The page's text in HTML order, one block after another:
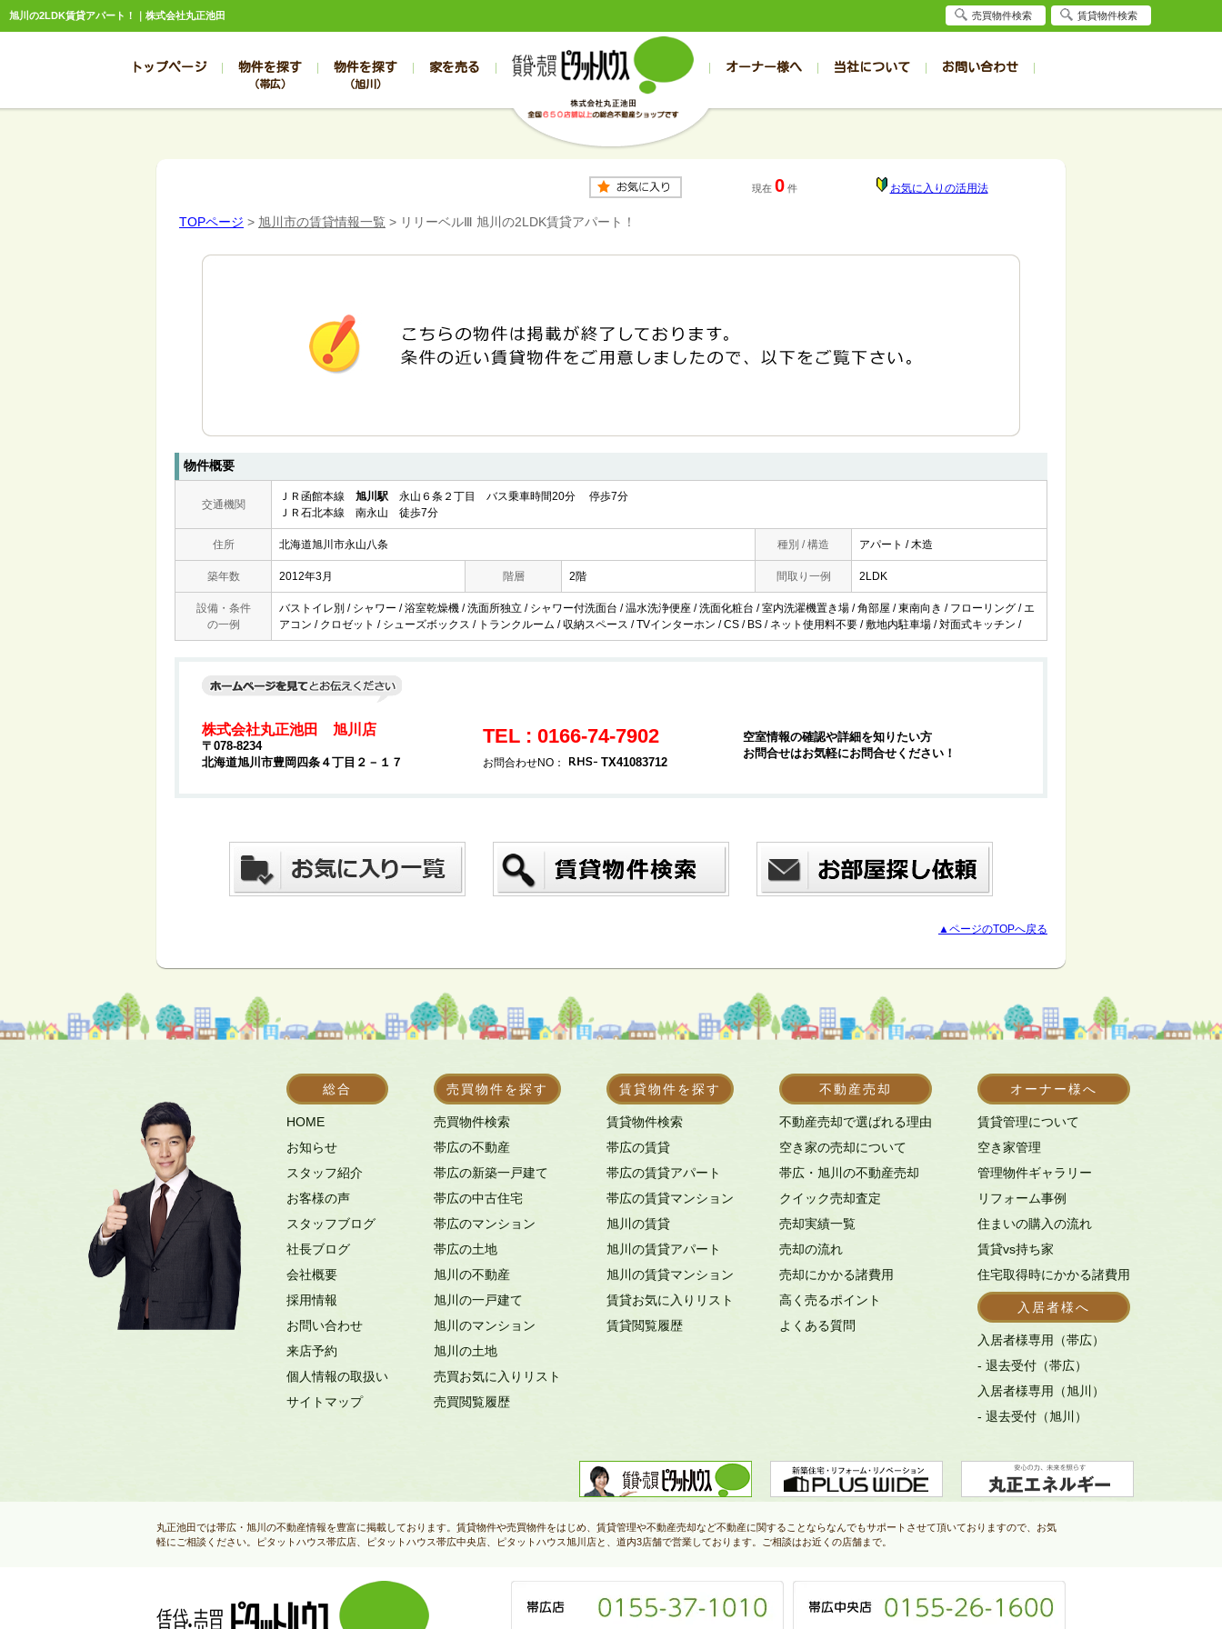
旭川の2LDK賃貸アパート！｜株式会社丸正池田
トップページ 物件を探す
（帯広）
帯広の売買物件一覧
帯広の中古一戸建て
帯広の1000万円以下
帯広の1000万～2000万円
帯広の2000万～3000万円
帯広の賃貸物件一覧
帯広の賃貸アパート
帯広の1R～1K
帯広の1DK～1LDK
物件を探す
（旭川）
旭川の売買物件一覧
旭川の中古一戸建て
旭川の1000万円以下
旭川の1000万～2000万円
旭川の2000万～3000万円
旭川の賃貸物件一覧
旭川の賃貸アパート
旭川の1R～1K
旭川の1DK～1LDK
家を売る オーナー様へ 当社について
スタッフブログ お客様の声
お問い合わせ
売却のお問合せ 入居者様専用（帯広店）
現在 0 件 お気に入りの活用法
TOPページ > 旭川市の賃貸情報一覧 > リリーベルⅢ 旭川の2LDK賃貸アパート！
物件概要
交通機関
ＪＲ函館本線 旭川駅 永山６条２丁目 バス乗車時間20分 停歩7分
ＪＲ石北本線 南永山 徒歩7分
住所 北海道旭川市永山八条 種別 / 構造 アパート / 木造
築年数 2012年3月 階層 2階 間取り一例 2LDK
設備・条件
の一例
バストイレ別 / シャワー / 浴室乾燥機 / 洗面所独立 / シャワー付洗面台 / 温水洗浄便座 / 洗面化粧台 / 室内洗濯機置き場 / 角部屋 / 東南向き / フローリング / エ
アコン / クロゼット / シューズボックス / トランクルーム / 収納スペース / TVインターホン / CS / BS / ネット使用料不要 / 敷地内駐車場 / 対面式キッチン /
株式会社丸正池田 旭川店
〒078-8234
北海道旭川市豊岡四条４丁目２－１７
TEL : 0166-74-7902
お問合わせNO： TX41083712
空室情報の確認や詳細を知りたい方
お問合せはお気軽にお問合せください！
▲ページのTOPへ戻る
総合
HOME
お知らせ
スタッフ紹介
お客様の声
スタッフブログ
社長ブログ
会社概要
採用情報
お問い合わせ
来店予約
個人情報の取扱い
サイトマップ
売買物件を探す
売買物件検索
帯広の不動産
帯広の新築一戸建て
帯広の中古住宅
帯広のマンション
帯広の土地
旭川の不動産
旭川の一戸建て
旭川のマンション
旭川の土地
売買お気に入りリスト
売買閲覧履歴
賃貸物件を探す
賃貸物件検索
帯広の賃貸
帯広の賃貸アパート
帯広の賃貸マンション
旭川の賃貸
旭川の賃貸アパート
旭川の賃貸マンション
賃貸お気に入りリスト
賃貸閲覧履歴
不動産売却
不動産売却で選ばれる理由
空き家の売却について
帯広・旭川の不動産売却
クイック売却査定
売却実績一覧
売却の流れ
売却にかかる諸費用
高く売るポイント
よくある質問
オーナー様へ
賃貸管理について
空き家管理
管理物件ギャラリー
リフォーム事例
住まいの購入の流れ
賃貸vs持ち家
住宅取得時にかかる諸費用
入居者様へ
入居者様専用（帯広）
- 退去受付（帯広）
入居者様専用（旭川）
- 退去受付（旭川）
丸正池田では帯広・旭川の不動産情報を豊富に掲載しております。賃貸物件や売買物件をはじめ、賃貸管理や不動産売却など不動産に関することならなんでもサポートさせて頂いておりますので、お気
軽にご相談ください。ピタットハウス帯広店、ピタットハウス帯広中央店、ピタットハウス旭川店と、道内3店舗で営業しております。ご相談はお近くの店舗まで。
売買物件検索 賃貸物件検索